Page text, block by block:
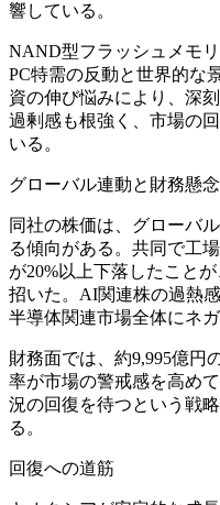
響している。
NAND型フラッシュメモ
PC特需の反動と世界的な
資の伸び悩みにより、深
過剰感も根強く、市場の
いる。
グローバル連動と財務懸念
同社の株価は、グローバ
る傾向がある。共同で工
が20%以上下落したこと
招いた。AI関連株の過熱
半導体関連市場全体にネ
財務面では、約9,995億円
率が市場の警戒感を高め
況の回復を待つという戦
る。
回復への道筋